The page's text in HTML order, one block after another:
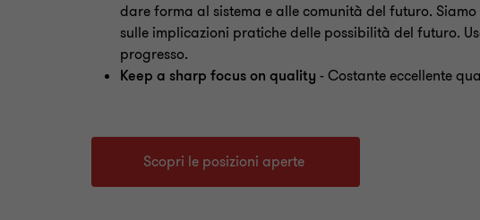
dare forma al sistema e alle comunità del futuro.
sulle implicazioni pratiche delle possibilità del futuro.
progresso.
Keep a sharp focus on quality - Costante eccellente
Scopri le posizioni aperte